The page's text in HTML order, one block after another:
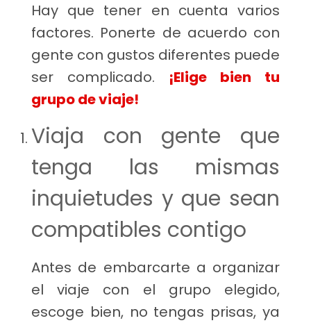
Hay que tener en cuenta varios
factores. Ponerte de acuerdo con
gente con gustos diferentes puede
ser complicado. ¡Elige bien tu
grupo de viaje!
Viaja con gente que
tenga las mismas
inquietudes y que sean
compatibles contigo
Antes de embarcarte a organizar
el viaje con el grupo elegido,
escoge bien, no tengas prisas, ya